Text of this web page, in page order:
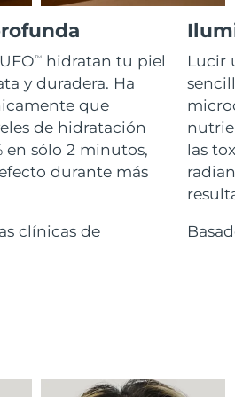
TM
hidratan tu piel
y duradera. Ha
que
de hidratación
en sólo 2 minutos,
durante más
clínicas de
Lucir
las
hair
Hombres
Entrega prevista 13/8/26
Entrega prevista 9/8/26
Entrega prevista 12/8/26
Entrega prevista 14/8/26
11/8/26
Entrega prevista 9/8/26